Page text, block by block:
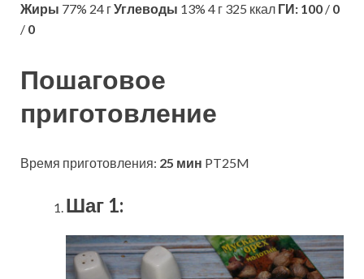
Жиры 77% 24 гУглеводы 13% 4 г 325 ккал ГИ: 100 / 0
/ 0
Пошаговое
приготовление
Время приготовления: 25 мин PT25M
Шаг 1: